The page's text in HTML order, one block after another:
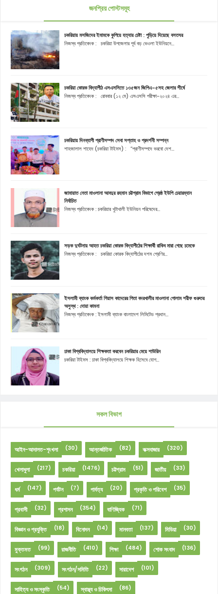
জনপ্রিয় পোস্টসমূহ
চকরিয়ায় মসজিদের ইমামকে কুপিয়ে হত্যার চেষ্টা : পুড়িয়ে দিয়েছে বসতঘর
নিজস্ব প্রতিবেদক : চকরিয়া উপজেলার পূর্ব বড় ভেওলা ইউনিয়নে...
চকরিয়া কোরক বিদ্যাপীঠ এসএসসিতে ১৩৫জন জিপিএ-৫সহ জেলার শীর্ষে
নিজস্ব প্রতিবেদক : রোববার (১২ মে) এসএসসি পরীক্ষা-২০২৪ এর...
চকরিয়ায় দিনব্যাপী প্রাণীসম্পদ সেবা সপ্তাহ ও প্রদর্শনী সম্পন্ন
শাহজালাল শাহেদ (চকরিয়া টাইমস) : “প্রাণীসম্পদে ভরবো দেশ...
জামায়াত নেতা মাওলানা আবদুর রহমান চট্টগ্রাম বিভাগে শ্রেষ্ঠ ইউপি চেয়ারম্যান
নির্বাচিত
নিজস্ব প্রতিবেদক : চকরিয়ার খুটাখালী ইউনিয়ন পরিষেদের...
সড়ক দুর্ঘটনায় আহত চকরিয়া কোরক বিদ্যাপীঠের শিক্ষার্থী রাকিব মারা গেছে চমেকে
নিজস্ব প্রতিবেদক : চকরিয়া কোরক বিদ্যাপীঠের দশম শ্রেণির...
ইসলামী ব্যাংক কর্মকর্তা গিয়াস কাদেরের পিতা বদরখালীর মাওলানা গোলাম শরীফ গুরুতর
অসুস্থ : দোয়া কামনা
নিজস্ব প্রতিবেদক : ইসলামী ব্যাংক বাংলাদেশ লিমিটেড প্রধান...
ঢাকা বিশ্ববিদ্যালয়ে শিক্ষকতা করবেন চকরিয়ার মেয়ে শাউরিন
চকরিয়া টাইমস : ঢাকা বিশ্ববিদ্যালয়ে শিক্ষক হিসেবে যোগ...
সকল বিভাগ
আইন-আদালত-শৃংখলা (30) আন্তর্জাতিক (82) কক্সবাজার (320)
খেলাধুলা (217) চকরিয়া (1476) চট্টগ্রাম (51) জাতীয় (33)
ধর্ম (147) পর্যটন (7) পার্বত্য (20) প্রকৃতি ও পরিবেশ (35)
প্রবাসী (32) প্রশাসন (354) বাণিজ্যিক (71)
বিজ্ঞান ও প্রযুক্তি (18) বিনোদন (14) মানবতা (137) মিডিয়া (30)
মুক্তমত (99) রাজনীতি (410) শিক্ষা (484) শোক সংবাদ (136)
সংগঠন (309) সংগঠন/সমিতি (22) সারাদেশ (101)
সাহিত্য ও সংস্কৃতি (54) স্বাস্থ্য ও চিকিৎসা (86)